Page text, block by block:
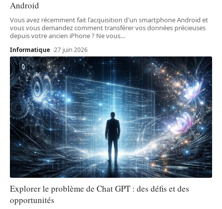
Android
Vous avez récemment fait l'acquisition d'un smartphone Android et
vous vous demandez comment transférer vos données précieuses
depuis votre ancien iPhone ? Ne vous…
Informatique 27 juin 2026
Explorer le problème de Chat GPT : des défis et des
opportunités